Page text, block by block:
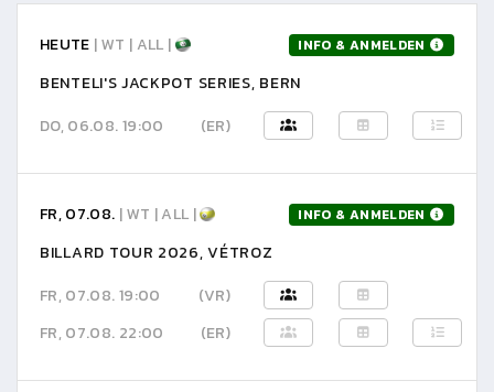
HEUTE | WT | ALL | INFO & ANMELDEN
BENTELI'S JACKPOT SERIES, BERN
DO, 06.08. 19:00
(ER)
FR, 07.08. | WT | ALL | INFO & ANMELDEN
BILLARD TOUR 2026, VÉTROZ
FR, 07.08. 19:00
(VR)
FR, 07.08. 22:00
(ER)